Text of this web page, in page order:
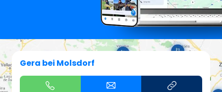
Gera bei Molsdorf